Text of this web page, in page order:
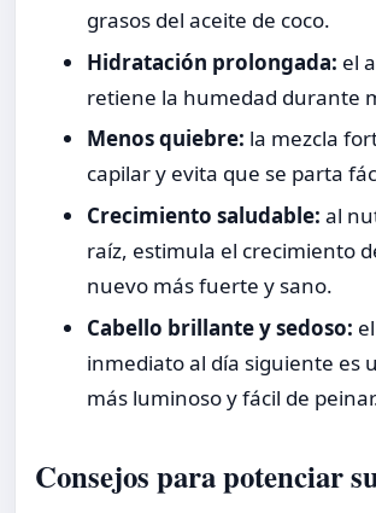
grasos del aceite de coco.
Hidratación prolongada: el
retiene la humedad durante
Menos quiebre: la mezcla
capilar y evita que se parta
Crecimiento saludable: al
raíz, estimula el crecimiento
nuevo más fuerte y sano.
Cabello brillante y sedoso:
inmediato al día siguiente es
más luminoso y fácil de
Consejos para potenciar